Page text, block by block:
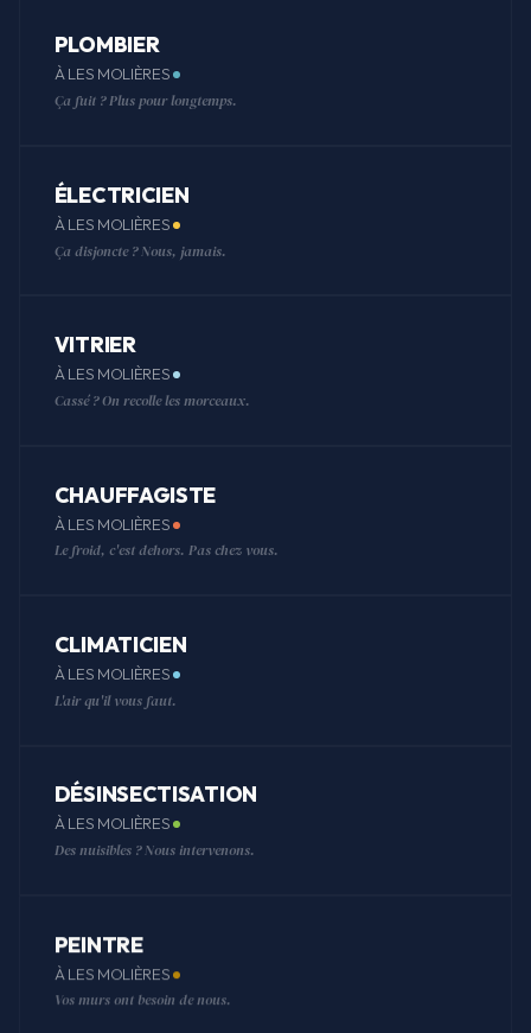
PLOMBIER
À LES MOLIÈRES
Ça fuit ? Plus pour longtemps.
ÉLECTRICIEN
À LES MOLIÈRES
Ça disjoncte ? Nous, jamais.
VITRIER
À LES MOLIÈRES
Cassé ? On recolle les morceaux.
CHAUFFAGISTE
À LES MOLIÈRES
Le froid, c'est dehors. Pas chez vous.
CLIMATICIEN
À LES MOLIÈRES
L'air qu'il vous faut.
DÉSINSECTISATION
À LES MOLIÈRES
Des nuisibles ? Nous intervenons.
PEINTRE
À LES MOLIÈRES
Vos murs ont besoin de nous.